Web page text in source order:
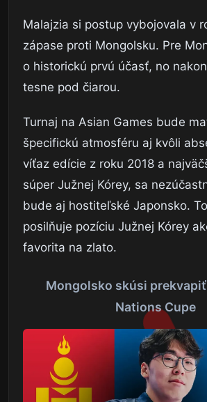
Malajzia si postup vybojovala v
zápase proti Mongolsku. Pre
o historickú prvú účasť, no
tesne pod čiarou.
Turnaj na Asian Games bude
špecifickú atmosféru aj kvôli
víťaz edície z roku 2018 a
súper Južnej Kórey, sa
bude aj hostiteľské Japonsko.
posilňuje pozíciu Južnej Kórey
favorita na zlato.
Mongolsko skúsi
Nations Cupe